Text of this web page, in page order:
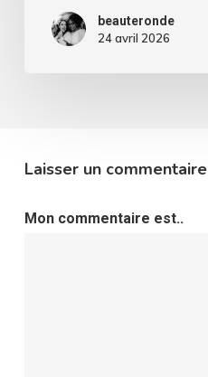
beauteronde
24 avril 2026
Laisser un commentaire
Mon commentaire est..